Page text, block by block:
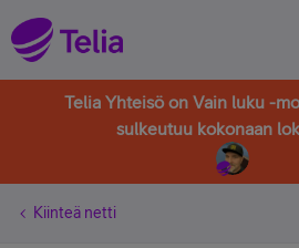
Telia Yhteisö on Vain luku -
sulkeutuu kokonaan
Kiinteä netti